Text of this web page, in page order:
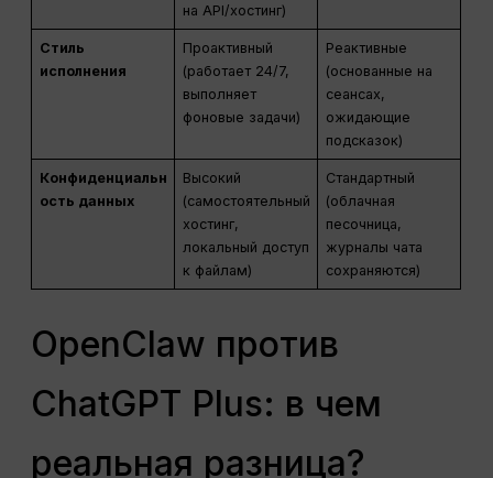
на API/хостинг)
Стиль
исполнения
Проактивный
(работает 24/7,
выполняет
фоновые задачи)
Реактивные
(основанные на
сеансах,
ожидающие
подсказок)
Конфиденциальн
ость данных
Высокий
(самостоятельный
хостинг,
локальный доступ
к файлам)
Стандартный
(облачная
песочница,
журналы чата
сохраняются)
OpenClaw против
ChatGPT Plus: в чем
реальная разница?